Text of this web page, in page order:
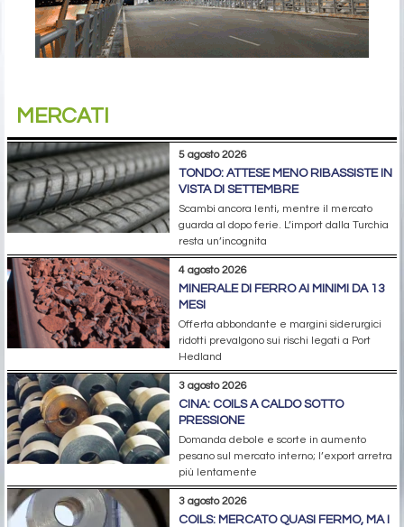
MERCATI
5 agosto 2026
TONDO: ATTESE MENO RIBASSISTE IN
VISTA DI SETTEMBRE
Scambi ancora lenti, mentre il mercato
guarda al dopo ferie. L’import dalla Turchia
resta un’incognita
4 agosto 2026
MINERALE DI FERRO AI MINIMI DA 13
MESI
Offerta abbondante e margini siderurgici
ridotti prevalgono sui rischi legati a Port
Hedland
3 agosto 2026
CINA: COILS A CALDO SOTTO
PRESSIONE
Domanda debole e scorte in aumento
pesano sul mercato interno; l’export arretra
più lentamente
3 agosto 2026
COILS: MERCATO QUASI FERMO, MA I